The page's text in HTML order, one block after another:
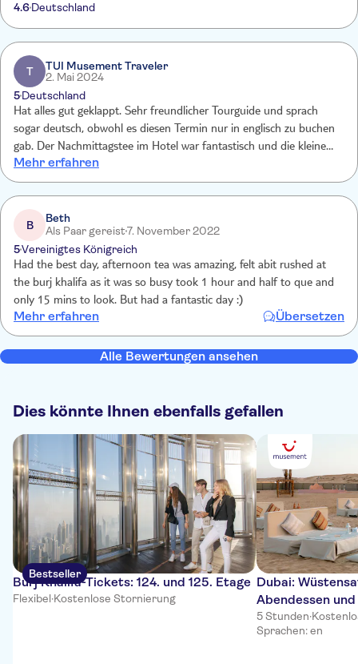
4.6Deutschland
T
TUI Musement Traveler
2. Mai 2024
5Deutschland
Hat alles gut geklappt. Sehr freundlicher Tourguide und sprach
sogar deutsch, obwohl es diesen Termin nur in englisch zu buchen
gab. Der Nachmittagstee im Hotel war fantastisch und die kleinen
Speisen waren sehr aufwendig mit viel Liebe angerichtet. Sehr nette
Bedienung.
Mehr erfahren
B
Beth
Als Paar gereist7. November 2022
5Vereinigtes Königreich
Had the best day, afternoon tea was amazing, felt abit rushed at
the burj khalifa as it was so busy took 1 hour and half to que and
only 15 mins to look. But had a fantastic day :)
Mehr erfahren Übersetzen
Alle Bewertungen ansehen
Dies könnte Ihnen ebenfalls gefallen
Bestseller
Burj Khalifa-Tickets: 124. und 125. Etage
Flexibel·Kostenlose Stornierung
Dubai:
Abendessen und
5 Stunden·
Sprachen: en